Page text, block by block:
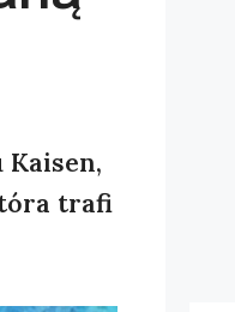
trafi